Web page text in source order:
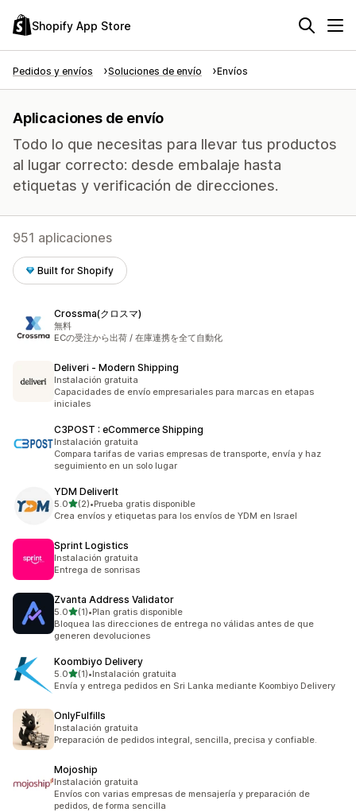
Shopify App Store
Pedidos y envíos Soluciones de envío Envíos
Aplicaciones de envío
Todo lo que necesitas para llevar tus productos
al lugar correcto: desde embalaje hasta
etiquetas y verificación de direcciones.
951 aplicaciones
Built for Shopify
Crossma(クロスマ)
無料
ECの受注から出荷 / 在庫連携を全て自動化
Deliveri ‑ Modern Shipping
Instalación gratuita
Capacidades de envío empresariales para marcas en etapas
iniciales
C3POST : eCommerce Shipping
Instalación gratuita
Compara tarifas de varias empresas de transporte, envía y haz
seguimiento en un solo lugar
YDM DeliverIt
5.0de 5 estrellas
(2)
2 reseñas en total
•Prueba gratis disponible
Crea envíos y etiquetas para los envíos de YDM en Israel
Sprint Logistics
Instalación gratuita
Entrega de sonrisas
Zvanta Address Validator
5.0de 5 estrellas
(1)
1 reseñas en total
•Plan gratis disponible
Bloquea las direcciones de entrega no válidas antes de que
generen devoluciones
Koombiyo Delivery
5.0de 5 estrellas
(1)
1 reseñas en total
•Instalación gratuita
Envía y entrega pedidos en Sri Lanka mediante Koombiyo Delivery
OnlyFulfills
Instalación gratuita
Preparación de pedidos integral, sencilla, precisa y confiable.
Mojoship
Instalación gratuita
Envíos con varias empresas de mensajería y preparación de
pedidos, de forma sencilla